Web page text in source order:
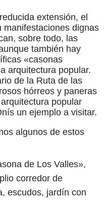
extensión, el
dignas
sobre todo, las
también hay
«casonas
arquitectura popular.
de la Ruta de las
hórreos y paneras
popular
un ejemplo a visitar.
algunos de estos
de Los Valles»,
corredor de
escudos, jardín con